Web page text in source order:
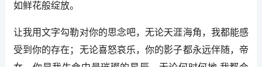
如鲜花般绽放。
让我用文字勾勒对你的思念吧，无论天涯海角，我都能感
受到你的存在；无论喜怒哀乐，你的影子都永远伴随，帝